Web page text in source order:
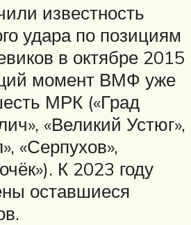
известность
удара по позициям
в октябре 2015
момент ВМФ уже
МРК («Град
«Великий Устюг»,
«Серпухов»,
К 2023 году
оставшиеся